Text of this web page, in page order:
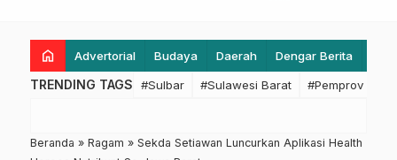
home Advertorial Budaya Daerah Dengar Berita
TRENDING TAGS #Sulbar #Sulawesi Barat #Pemprov
Beranda » Ragam » Sekda Setiawan Luncurkan Aplikasi Health